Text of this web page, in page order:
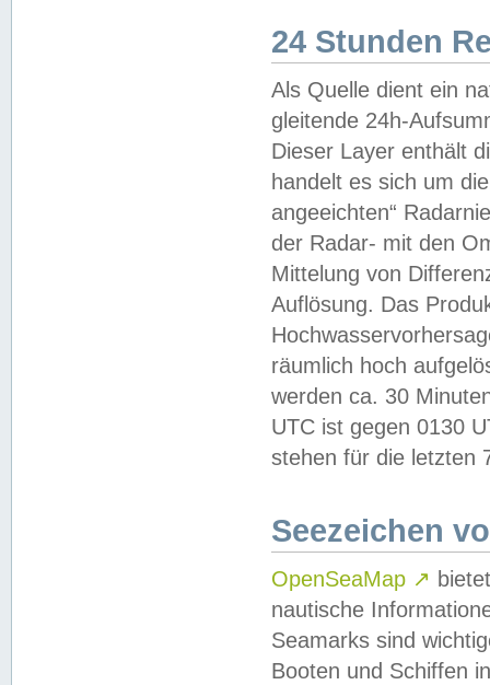
24 Stunden
Als Quelle dient ein
gleitende 24h-
Dieser Layer enthält
handelt es sich um
angeeichten“
der Radar- mit den
Mittelung von
Auflösung. Das
räumlich hoch
werden ca. 30
UTC ist gegen 0130
stehen für die letzten
Seezeichen
OpenSeaMap ↗
nautische
Seamarks sind
Booten und Schiffen